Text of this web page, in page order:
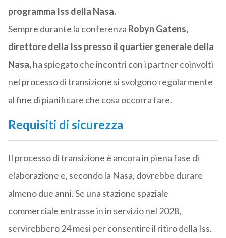
programma Iss della Nasa.
Sempre durante la conferenza Robyn Gatens,
direttore della Iss presso il quartier generale della
Nasa,ha spiegato che incontri con i partner coinvolti
nel processo di transizione si svolgono regolarmente
al fine di pianificare che cosa occorra fare.
Requisiti di sicurezza
Il processo di transizione è ancora in piena fase di
elaborazione e, secondo la Nasa, dovrebbe durare
almeno due anni. Se una stazione spaziale
commerciale entrasse in in servizio nel 2028,
servirebbero 24 mesi per consentire il ritiro della Iss.